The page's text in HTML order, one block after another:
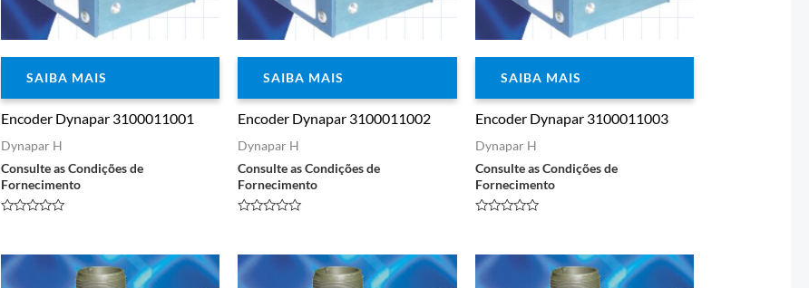
SAIBA MAIS
Encoder Dynapar 3100011001
Dynapar H
Consulte as Condições de
Fornecimento
SAIBA MAIS
Encoder Dynapar 3100011002
Dynapar H
Consulte as Condições de
Fornecimento
5
SAIBA MAIS
Encoder Dynapar 3100011003
Dynapar H
Consulte as Condições de
Fornecimento